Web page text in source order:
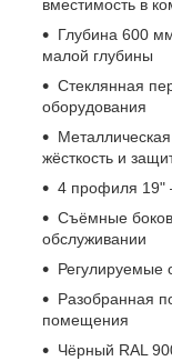
вместимость в
Глубина 600
малой глубины
Стеклянная
оборудования
жёсткость и
4 профиля 19"
Съёмные
обслуживании
Регулируемые
Разобранная
помещения
Чёрный RAL